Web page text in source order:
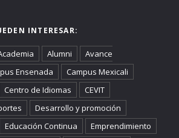
INTERESAR:
Alumni
Avance
Ensenada
Campus Mexicali
Centro de Idiomas
CEVIT
Desarrollo y promoción
Educación Continua
Emprendimiento